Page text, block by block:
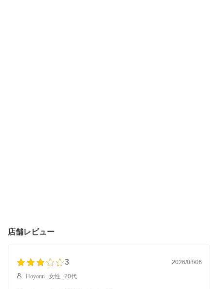
店舗レビュー
3 2026/08/06
Hoyonn 女性 20代